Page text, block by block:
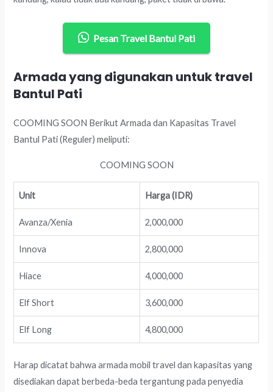
Pesan Travel Bantul Pati
Armada yang digunakan untuk travel
Bantul Pati
COOMING SOON Berikut Armada dan Kapasitas Travel
Bantul Pati (Reguler) meliputi:
COOMING SOON
Unit Harga (IDR)
Avanza/Xenia 2,000,000
Innova 2,800,000
Hiace 4,000,000
Elf Short 3,600,000
Elf Long 4,800,000
Harap dicatat bahwa armada mobil travel dan kapasitas yang
disediakan dapat berbeda-beda tergantung pada penyedia